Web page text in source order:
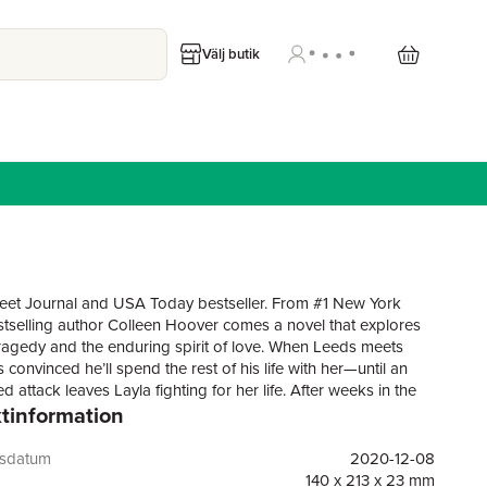
Välj butik
Journal and USA Today bestseller. From #1 New York
author Colleen Hoover comes a novel that explores
and the enduring spirit of love. When Leeds meets
convinced he’ll spend the rest of his life with her—until an
attack leaves Layla fighting for her life. After weeks in the
recovers physically, but the emotional and mental
back on track, Leeds whisks Layla away to the bed-
where they first met. Once they arrive, Layla’s behavior
2020-12-08
140 x 213 x 23 mm